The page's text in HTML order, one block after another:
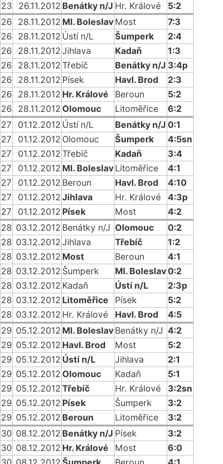
23
26.11.2012 Benátky n/J Hr. Králové
5:2
26
28.11.2012 Ml. BoleslavMost
7:3
26
28.11.2012 Ústí n/L Šumperk
2:4
26
28.11.2012Jihlava Kadaň
1:3
26
28.11.2012Třebíč Benátky n/J 3:4p
26
28.11.2012 Písek Havl. Brod
2:3
26
28.11.2012 Hr. Králové Beroun
5:2
26
28.11.2012 Olomouc Litoměřice
6:2
27
01.12.2012 Ústí n/L Benátky n/J 0:1
27
01.12.2012 Olomouc Šumperk
4:5sn
27
01.12.2012Třebíč Kadaň
3:4
27
01.12.2012 Ml. BoleslavLitoměřice
4:1
27
01.12.2012 Beroun Havl. Brod
4:10
27
01.12.2012Jihlava Hr. Králové
4:3p
27
01.12.2012 Písek Most
4:2
28 03.12.2012 Benátky n/J Olomouc
0:2
28 03.12.2012Jihlava Třebíč
1:2
28 03.12.2012 Most Beroun
4:1
28 03.12.2012 Šumperk Ml. Boleslav0:2
28 03.12.2012 Kadaň Ústí n/L
2:3p
28 03.12.2012 Litoměřice Písek
5:2
28 03.12.2012 Hr. Králové Havl. Brod
4:5
29 05.12.2012 Ml. BoleslavBenátky n/J 4:2
29 05.12.2012 Havl. Brod Most
5:2
29 05.12.2012 Ústí n/L Jihlava
2:1
29 05.12.2012 Olomouc Kadaň
5:1
29 05.12.2012Třebíč Hr. Králové
3:2sn
29 05.12.2012 Písek Šumperk
3:2
29 05.12.2012 Beroun Litoměřice
3:2
30 08.12.2012 Benátky n/J Písek
3:2
30 08.12.2012 Hr. Králové Most
6:0